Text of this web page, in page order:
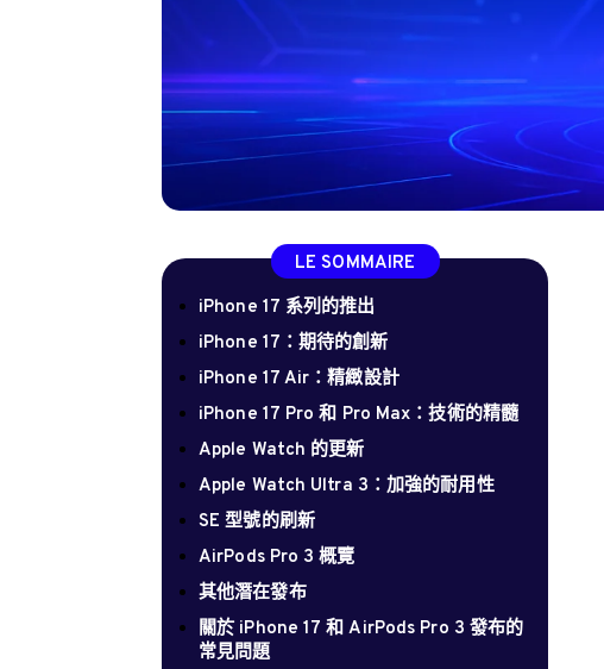
LE SOMMAIRE
iPhone 17 系列的推出
iPhone 17：期待的創新
iPhone 17 Air：精緻設計
iPhone 17 Pro 和 Pro Max：技術的精髓
Apple Watch 的更新
Apple Watch Ultra 3：加強的耐用性
SE 型號的刷新
AirPods Pro 3 概覽
其他潛在發布
關於 iPhone 17 和 AirPods Pro 3 發布的
常見問題